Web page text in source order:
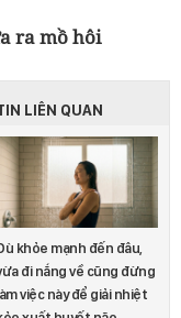
ra mồ hôi
LIÊN QUAN
khỏe mạnh đến đâu,
đi nắng về cũng đừng
việc này để giải nhiệt